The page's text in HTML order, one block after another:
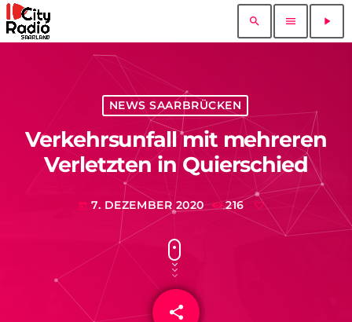
search menu play_arrow
NEWS SAARBRÜCKEN
Verkehrsunfall mit mehreren
Verletzten in Quierschied
today 7. DEZEMBER 2020 216
share
email